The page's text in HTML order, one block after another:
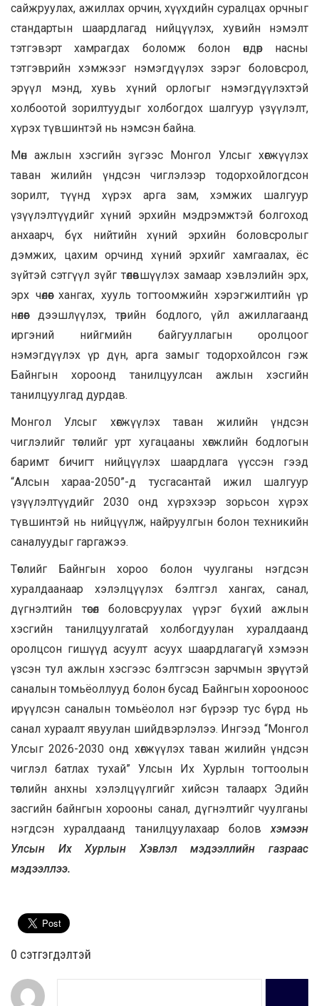
сайжруулах, ажиллах орчин, хүүхдийн суралцах орчныг
стандартын шаардлагад нийцүүлэх, хувийн нэмэлт
тэтгэвэрт хамрагдах боломж болон өндөр насны
тэтгэврийн хэмжээг нэмэгдүүлэх зэрэг боловсрол,
эрүүл мэнд, хувь хүний орлогыг нэмэгдүүлэхтэй
холбоотой зорилтуудыг холбогдох шалгуур үзүүлэлт,
хүрэх түвшинтэй нь нэмсэн байна.
Мөн ажлын хэсгийн зүгээс Монгол Улсыг хөгжүүлэх
таван жилийн үндсэн чиглэлээр тодорхойлогдсон
зорилт, түүнд хүрэх арга зам, хэмжих шалгуур
үзүүлэлтүүдийг хүний эрхийн мэдрэмжтэй болгоход
анхаарч, бүх нийтийн хүний эрхийн боловсролыг
дэмжих, цахим орчинд хүний эрхийг хамгаалах, ёс
зүйтэй сэтгүүл зүйг төлөвшүүлэх замаар хэвлэлийн эрх,
эрх чөлөөг хангах, хууль тогтоомжийн хэрэгжилтийн үр
нөлөөг дээшлүүлэх, төрийн бодлого, үйл ажиллагаанд
иргэний нийгмийн байгууллагын оролцоог
нэмэгдүүлэх үр дүн, арга замыг тодорхойлсон гэж
Байнгын хороонд танилцуулсан ажлын хэсгийн
танилцуулгад дурдав.
Монгол Улсыг хөгжүүлэх таван жилийн үндсэн
чиглэлийг төслийг урт хугацааны хөгжлийн бодлогын
баримт бичигт нийцүүлэх шаардлага үүссэн гээд
“Алсын хараа-2050”-д тусгасантай ижил шалгуур
үзүүлэлтүүдийг 2030 онд хүрэхээр зорьсон хүрэх
түвшинтэй нь нийцүүлж, найруулгын болон техникийн
саналуудыг гаргажээ.
Төслийг Байнгын хороо болон чуулганы нэгдсэн
хуралдаанаар хэлэлцүүлэх бэлтгэл хангах, санал,
дүгнэлтийн төсөл боловсруулах үүрэг бүхий ажлын
хэсгийн танилцуулгатай холбогдуулан хуралдаанд
оролцсон гишүүд асуулт асуух шаардлагагүй хэмээн
үзсэн тул ажлын хэсгээс бэлтгэсэн зарчмын зөрүүтэй
саналын томьёоллууд болон бусад Байнгын хорооноос
ирүүлсэн саналын томьёолол нэг бүрээр тус бүрд нь
санал хураалт явуулан шийдвэрлэлээ. Ингээд “Монгол
Улсыг 2026-2030 онд хөгжүүлэх таван жилийн үндсэн
чиглэл батлах тухай” Улсын Их Хурлын тогтоолын
төслийн анхны хэлэлцүүлгийг хийсэн талаарх Эдийн
засгийн байнгын хорооны санал, дүгнэлтийг чуулганы
нэгдсэн хуралдаанд танилцуулахаар болов хэмээн
Улсын Их Хурлын Хэвлэл мэдээллийн газраас
мэдээллээ.
0 cэтгэгдэлтэй